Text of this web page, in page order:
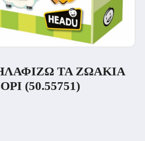
ΤΑ ΖΩΆΚΙΑ
(50.55751)